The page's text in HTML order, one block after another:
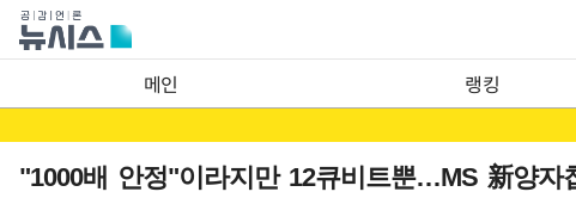
메인 랭킹
"1000배 안정"이라지만 12큐비트뿐…MS 新양자